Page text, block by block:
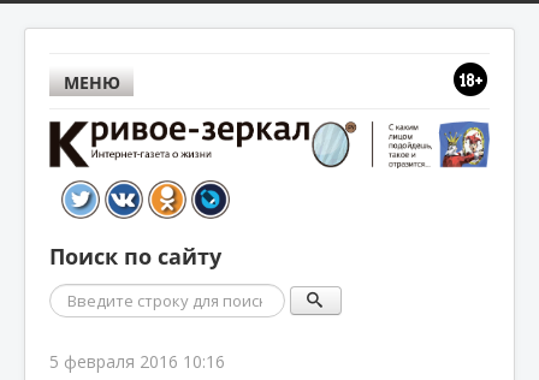
МЕНЮ
Поиск по сайту
Поиск
5 февраля 2016 10:16